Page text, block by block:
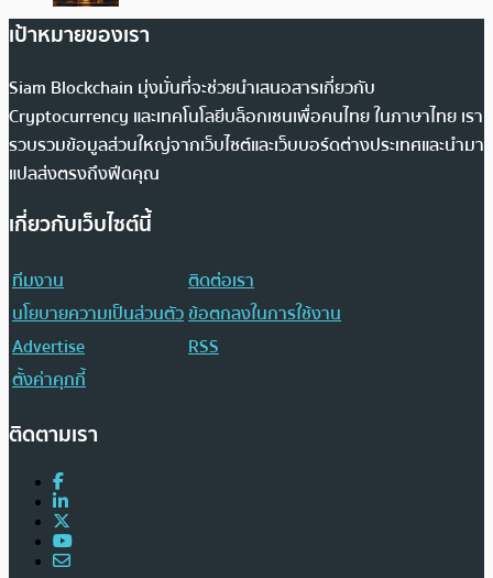
เป้าหมายของเรา
Siam Blockchain มุ่งมั่นที่จะช่วยนำเสนอสารเกี่ยวกับ
Cryptocurrency และเทคโนโลยีบล็อกเชนเพื่อคนไทย ในภาษาไทย เรา
รวบรวมข้อมูลส่วนใหญ่จากเว็บไซต์และเว็บบอร์ดต่างประเทศและนำมา
แปลส่งตรงถึงฟีดคุณ
เกี่ยวกับเว็บไซต์นี้
ทีมงาน
ติดต่อเรา
นโยบายความเป็นส่วนตัวข้อตกลงในการใช้งาน
Advertise
RSS
ตั้งค่าคุกกี้
ติดตามเรา